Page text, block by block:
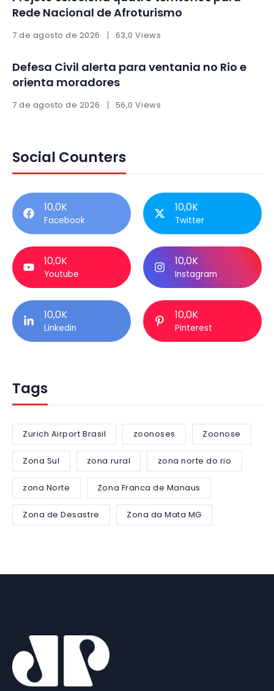
Rede Nacional de Afroturismo
7 de agosto de 2026 63,0 Views
Defesa Civil alerta para ventania no Rio e
orienta moradores
7 de agosto de 2026 56,0 Views
Social Counters
10,0K
Facebook
10,0K
Twitter
10,0K
Youtube
10,0K
Instagram
10,0K
Linkedin
10,0K
Pinterest
Tags
Zurich Airport Brasil zoonoses Zoonose
Zona Sul zona rural zona norte do rio
zona Norte Zona Franca de Manaus
Zona de Desastre Zona da Mata MG